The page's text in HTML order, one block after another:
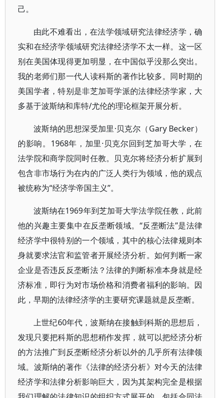
己。
由此不难看出，在法学领域研究法律经济学，确
实和在经济学领域研究法律经济学不太一样。这一区
别在美国体现得更加明显，在中国似乎没那么突出。
我的老师们那一代人读科斯的著作比较多。同时期的
美国学者，特别是非芝加哥学派的法律经济学家，大
多基于波斯纳和库特/尤伦的理论框架开展分析。
波斯纳的思想深受加里·贝克尔（Gary Becker）
的影响。1968年，加里·贝克尔回到芝加哥大学，在
法学院和商学院同时任教。贝克尔将经济分析扩展到
包含非市场行为在内的广泛人类行为领域，他的观点
被统称为“经济学帝国主义”。
波斯纳在1969年到芝加哥大学法学院任教，此前
他的兴趣主要集中在反垄断领域。“反垄断法”是法律
经济学中很特别的一个领域，其中的核心法律规则本
身就要求法官和监管者开展经济分析。如何判断一家
企业是否违反反垄断法？法律的判断标准本身就是经
济标准，即行为对市场价格和消费者福利的影响。因
此，早期的法律经济学的主要研究课题就是反垄断。
上世纪60年代，波斯纳在接触到科斯的思想后，
发现只要把科斯的思想稍作发挥，就可以把经济分析
的方法推广到反垄断经济分析以外的几乎所有法律领
域。波斯纳的著作《法律的经济分析》对今天的法律
经济学和法律分析影响巨大，因为其架构完全是根据